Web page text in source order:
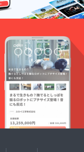
たむこ
とがで
き、持
が便利
です。